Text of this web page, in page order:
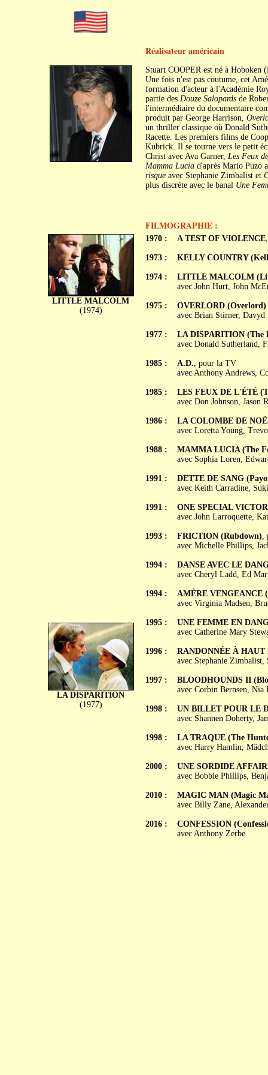
Réalisateur américain
Stuart COOPER est né à Hoboken
Une fois n'est pas coutume, cet
formation d'acteur à l'Académie
partie des Douze Salopardsde
l'intermédiaire du documentaire
produit par George Harrison,
un thriller classique où Donald
Racette. Les premiers films de
Kubrick. Il se tourne vers le petit
Christ avec Ava Garner, Les Feux
Mamma Luciad'après Mario Puzo
risqueavec Stephanie Zimbalist et
plus discrète avec le banal Une
FILMOGRAPHIE :
LITTLE MALCOLM
(1974)
LA DISPARITION
(1977)
1970 :
1973 :
1974 :
1975 :
1977 :
1985 :
1985 :
1986 :
1988 :
1991 :
1991 :
1993 :
1994 :
1994 :
1995 :
1996 :
1997 :
1998 :
1998 :
2000 :
2010 :
2016 :
A TEST OF VIOLENCE
KELLY COUNTRY
LITTLE MALCOLM
avec John Hurt, John
OVERLORD (Overlord)
avec Brian Stirner, Davyd
LA DISPARITION (The
avec Donald Sutherland,
A.D., pour la TV
avec Anthony Andrews,
LES FEUX DE L'ÉTÉ
avec Don Johnson, Jason
LA COLOMBE DE
avec Loretta Young,
MAMMA LUCIA (The
avec Sophia Loren,
DETTE DE SANG
avec Keith Carradine,
ONE SPECIAL
avec John Larroquette,
FRICTION (Rubdown),
avec Michelle Phillips,
DANSE AVEC LE
avec Cheryl Ladd, Ed
AMÈRE VENGEANCE
avec Virginia Madsen,
UNE FEMME EN
avec Catherine Mary
RANDONNÉE À HAUT
avec Stephanie Zimbalist,
BLOODHOUNDS II
avec Corbin Bernsen, Nia
UN BILLET POUR LE
avec Shannen Doherty,
LA TRAQUE (The
avec Harry Hamlin,
UNE SORDIDE
avec Bobbie Phillips,
MAGIC MAN (Magic
avec Billy Zane,
CONFESSION
avec Anthony Zerbe